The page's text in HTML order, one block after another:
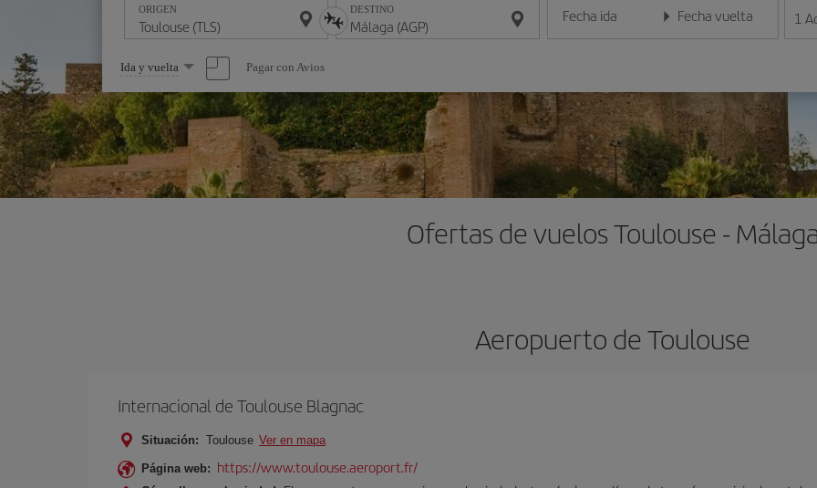
ORIGEN DESTINO Fecha ida
Introduce la fecha en formato día/mes/año
Fecha vuelta
Introduce la fecha en 1
Seleccione
una
opción
Ida y vuelta Pagar con Avios
Ofertas de vuelos Toulouse -
Aeropuerto de Toulouse
Internacional de Toulouse Blagnac
Situación: Toulouse Ver en mapa
Página web: https://www.toulouse.aeroport.fr/